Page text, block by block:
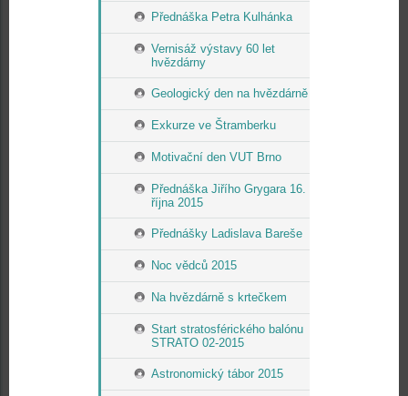
Přednáška Petra Kulhánka
Vernisáž výstavy 60 let
hvězdárny
Geologický den na hvězdárně
Exkurze ve Štramberku
Motivační den VUT Brno
Přednáška Jiřího Grygara 16.
října 2015
Přednášky Ladislava Bareše
Noc vědců 2015
Na hvězdárně s krtečkem
Start stratosférického balónu
STRATO 02-2015
Astronomický tábor 2015